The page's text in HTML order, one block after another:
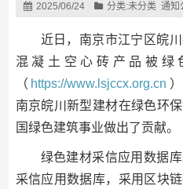
2025/06/24 分类:未分类 通知
近日，南京市江宁区皖
混凝土空心砖产品被绿
（ https://www.lsjccx.org.cn
南京皖川新型建材在绿色环
国绿色建筑事业做出了贡献。
绿色建材采信应用数据
采信应用数据库，采用区块